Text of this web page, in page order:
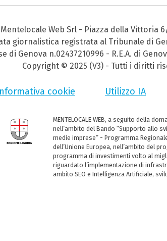
Mentelocale Web Srl - Piazza della Vittoria
giornalistica registrata al Tribunale di
Genova n.02437210996 - R.E.A. di
Copyright © 2025 (V3) - Tutti i diritti
cookie Utilizzo IA
MENTELOCALE WEB, a seguito della
nell’ambito del Bando “Supporto allo
medie imprese” - Programma
dell’Unione Europea, nell’ambito del
programma di investimenti volto al
riguardato l’implementazione di
ambito SEO e Intelligenza Artificiale,